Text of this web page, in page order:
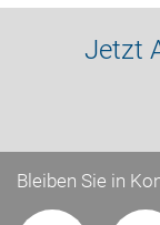
Jetzt
Bleiben Sie in